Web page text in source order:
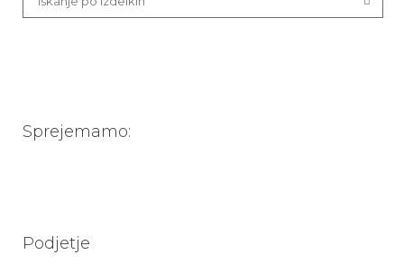
Sprejemamo:
Podjetje